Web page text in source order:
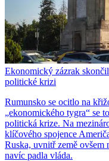
Ekonomický zázrak
politické krizi
Rumunsko se ocitlo na
„ekonomického tygra“ se
politická krize. Na
klíčového spojence
Ruska, uvnitř země ovšem
navíc padla vláda.